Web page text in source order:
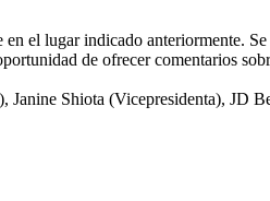
el lugar indicado anteriormente.
de ofrecer comentarios
Shiota (Vicepresidenta), JD